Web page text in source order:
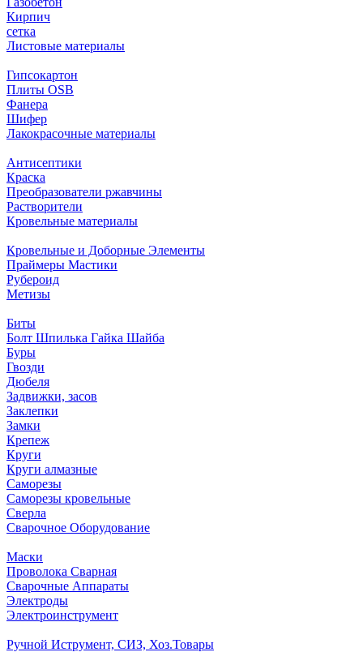
Кирпич
сетка
Листовые материалы
Гипсокартон
Плиты ОSB
Фанера
Шифер
Лакокрасочные материалы
Антисептики
Краска
Преобразователи ржавчины
Растворители
Кровельные материалы
Кровельные и Доборные Элементы
Праймеры Мастики
Рубероид
Метизы
Биты
Болт Шпилька Гайка Шайба
Буры
Гвозди
Дюбеля
Задвижки, засов
Заклепки
Замки
Крепеж
Круги
Круги алмазные
Саморезы
Саморезы кровельные
Сверла
Сварочное Оборудование
Маски
Проволока Сварная
Сварочные Аппараты
Электроды
Электроинструмент
Ручной Иструмент, СИЗ, Хоз.Товары